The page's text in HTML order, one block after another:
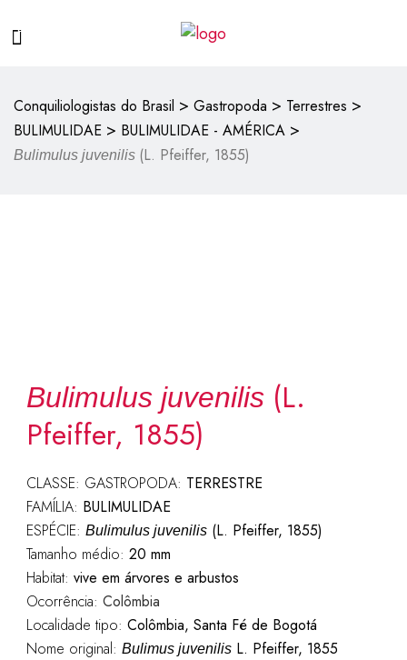
Conquiliologistas do Brasil > Gastropoda > Terrestres >
BULIMULIDAE > BULIMULIDAE - AMÉRICA >
Bulimulus juvenilis (L. Pfeiffer, 1855)
Bulimulus juvenilis (L.
Pfeiffer, 1855)
CLASSE: GASTROPODA: TERRESTRE
FAMÍLIA: BULIMULIDAE
ESPÉCIE: Bulimulus juvenilis(L. Pfeiffer, 1855)
Tamanho médio: 20 mm
Habitat: vive em árvores e arbustos
Ocorrência: Colômbia
Localidade tipo: Colômbia, Santa Fé de Bogotá
Nome original: Bulimus juvenilisL. Pfeiffer, 1855